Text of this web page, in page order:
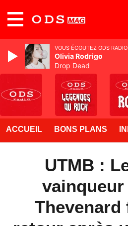
ACCUEIL BONS PLANS
UTMB :
vainqueur
Thevenard
VOUS ÉCOUTEZ ODS RADIO
Olivia Rodrigo
Drop Dead